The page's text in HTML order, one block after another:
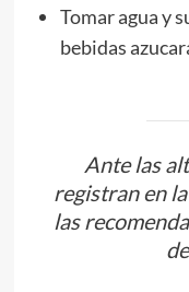
Tomar agua y
bebidas
Ante las
registran en
las